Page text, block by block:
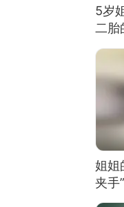
5岁
二胎
姐姐
夹手